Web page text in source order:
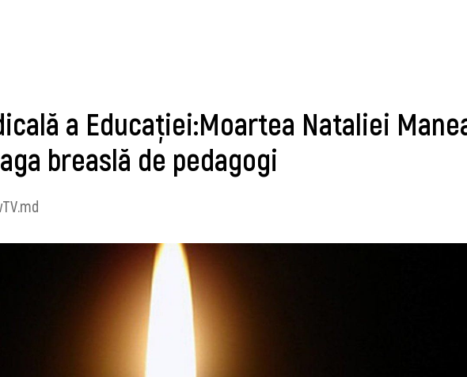
a Educaţiei:Moartea Nataliei
breaslă de pedagogi